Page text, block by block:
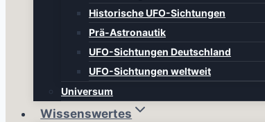
Historische UFO-Sichtungen
Prä-Astronautik
UFO-Sichtungen Deutschland
UFO-Sichtungen weltweit
Universum
Wissenswertes